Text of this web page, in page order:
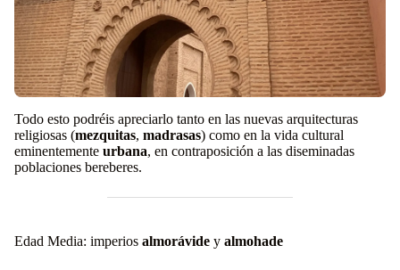
Todo esto podréis apreciarlo tanto en las nuevas arquitecturas
religiosas (mezquitas, madrasas) como en la vida cultural
eminentemente urbana, en contraposición a las diseminadas
poblaciones bereberes.
Edad Media: imperios almorávide y almohade